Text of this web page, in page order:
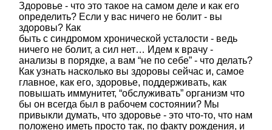
Здоровье - что это такое на самом деле и как его
определить? Если у вас ничего не болит - вы
здоровы? Как
быть с синдромом хронической усталости - ведь
ничего не болит, а сил нет… Идем к врачу -
анализы в порядке, а вам “не по себе” - что делать?
Как узнать насколько вы здоровы сейчас и, самое
главное, как его, здоровье, поддерживать, как
повышать иммунитет, “обслуживать” организм что
бы он всегда был в рабочем состоянии? Мы
привыкли думать, что здоровье - это что-то, что нам
положено иметь просто так, по факту рождения, и